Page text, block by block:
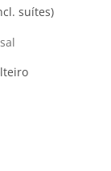
suítes)